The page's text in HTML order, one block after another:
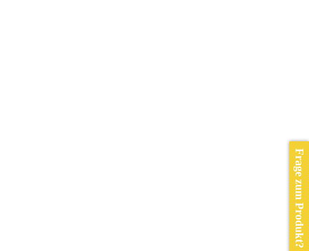
Frage zum Produkt?